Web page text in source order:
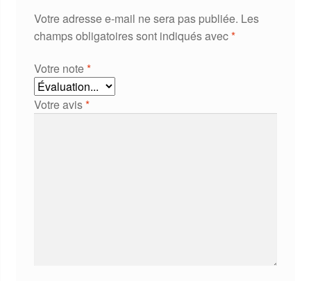
Votre adresse e-mail ne sera pas publiée. Les
champs obligatoires sont indiqués avec*
Votre note*
Votre avis*